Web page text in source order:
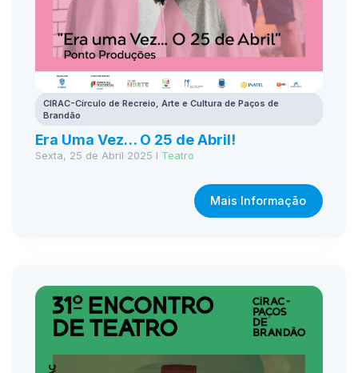
CIRAC-Círculo de Recreio, Arte e Cultura de Paços de
Brandão
Era Uma Vez… O 25 de Abril!
Sexta, 25 de Abril 2025 I Teatro
Mais Informação